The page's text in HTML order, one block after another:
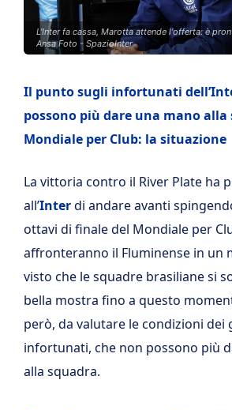
L'Inter fa cassa, Marotta attende l'offerta: è
Ansa Foto - SpazioInter
Il punto sugli infortunati
possono più dare una mano alla
Mondiale per Club: la situazione
La vittoria contro il River Plate ha
all’Interdi andare avanti
ottavi di finale del Mondiale per
affronteranno il Fluminense in un
visto che le squadre brasiliane si
bella mostra fino a questo
però, da valutare le condizioni dei
infortunati, che non possono più
alla squadra.